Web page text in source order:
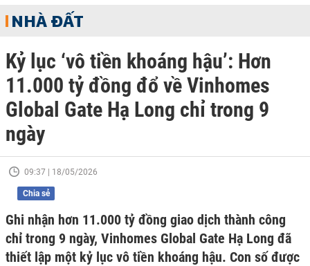
NHÀ ĐẤT
Kỷ lục ‘vô tiền khoáng hậu’: Hơn
11.000 tỷ đồng đổ về Vinhomes
Global Gate Hạ Long chỉ trong 9
ngày
09:37 | 18/05/2026
Chia sẻ
Ghi nhận hơn 11.000 tỷ đồng giao dịch thành công
chỉ trong 9 ngày, Vinhomes Global Gate Hạ Long đã
thiết lập một kỷ lục vô tiền khoáng hậu. Con số được